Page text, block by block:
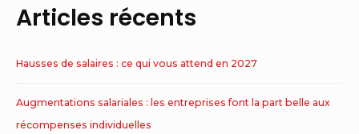
Articles récents
Hausses de salaires : ce qui vous attend en 2027
Augmentations salariales : les entreprises font la part belle aux
récompenses individuelles